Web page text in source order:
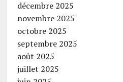
décembre 2025
novembre 2025
octobre 2025
septembre 2025
août 2025
juillet 2025